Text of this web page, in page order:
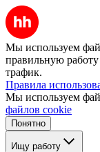
Мы используем
правильную работу
трафик.
Правила
Мы используем
файлов cookie
Понятно
Ищу работу